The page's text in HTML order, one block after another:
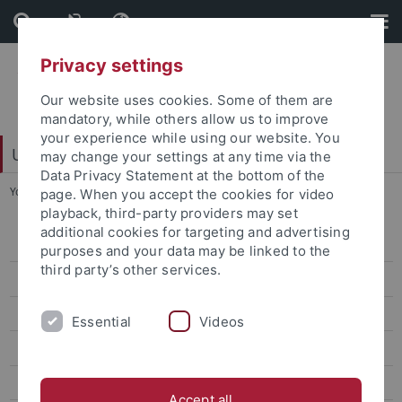
Skip
to
content
Skip
to
footer
Universitätsbibliothek
You are here: Startseite ... Tübinger Blätter
Veranstaltungen
Ausstellungen
Büchertürme
Dauerausstellungen
Privacy settings
Our website uses cookies. Some of them are
mandatory, while others allow us to improve
your experience while using our website. You
may change your settings at any time via the
Data Privacy Statement at the bottom of the
page. When you accept the cookies for video
playback, third-party providers may set
additional cookies for targeting and advertising
purposes and your data may be linked to the
third party’s other services.
Essential Videos